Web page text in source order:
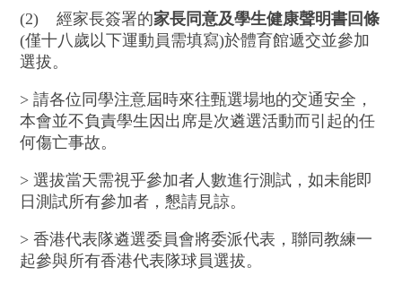
(2) 經家長簽署的家長同意及學生健康聲明書回條
(僅十八歲以下運動員需填寫)於體育館遞交並參加
選拔。
> 請各位同學注意屆時來往甄選場地的交通安全，
本會並不負責學生因出席是次遴選活動而引起的任
何傷亡事故。
> 選拔當天需視乎參加者人數進行測試，如未能即
日測試所有參加者，懇請見諒。
> 香港代表隊遴選委員會將委派代表，聯同教練一
起參與所有香港代表隊球員選拔。